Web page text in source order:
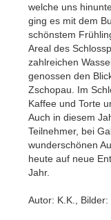
welche uns
ging es mit dem
schönstem
Areal des
zahlreichen
genossen den
Zschopau. Im
Kaffee und Torte
Auch in diesem
Teilnehmer, bei
wunderschönen
heute auf neue
Jahr.
Autor: K.K., Bilder: